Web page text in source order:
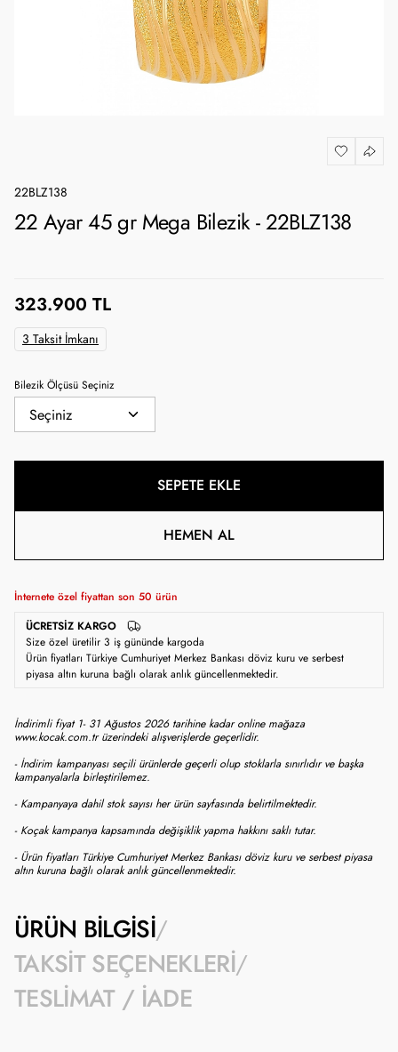
22BLZ138
22 Ayar 45 gr Mega Bilezik - 22BLZ138
323.900 TL
3 Taksit İmkanı
Bilezik Ölçüsü Seçiniz
SEPETE EKLE
HEMEN AL
İnternete özel fiyattan son 50 ürün
ÜCRETSIZ KARGO
Size özel üretilir 3 iş gününde kargoda
Ürün fiyatları Türkiye Cumhuriyet Merkez Bankası döviz kuru ve serbest
piyasa altın kuruna bağlı olarak anlık güncellenmektedir.
İndirimli fiyat 1- 31 Ağustos 2026 tarihine kadar online mağaza
www.kocak.com.tr üzerindeki alışverişlerde geçerlidir.
- İndirim kampanyası seçili ürünlerde geçerli olup stoklarla sınırlıdır ve başka
kampanyalarla birleştirilemez.
- Kampanyaya dahil stok sayısı her ürün sayfasında belirtilmektedir.
- Koçak kampanya kapsamında değişiklik yapma hakkını saklı tutar.
- Ürün fiyatları Türkiye Cumhuriyet Merkez Bankası döviz kuru ve serbest piyasa
altın kuruna bağlı olarak anlık güncellenmektedir.
ÜRÜN BILGISI
TAKSIT SEÇENEKLERI
TESLIMAT / İADE